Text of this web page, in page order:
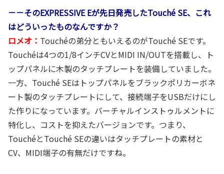
－－そのEXPRESSIVE Eが先日発売したTouché SE、これ
はどういったものなんですか？
ロメオ： Touchéの弟分ともいえるのがTouché SEです。
Touchéは4つの1/8インチCVとMIDI IN/OUTを搭載し、ト
ップパネルに木製のタッチプレートを装備していました。
一方、Touché SEはトップパネルをブラックポリカーボネ
ート製のタッチプレートにして、接続端子をUSBだけにし
た作りになっています。バーチャルインストゥルメントに
特化し、コストを抑えたバージョンです。つまり、
TouchéとTouché SEの違いはタッチプレートの素材と
CV、MIDI端子の有無だけですね。